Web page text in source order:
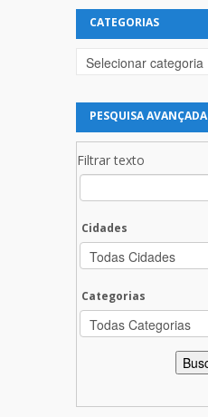
CATEGORIAS
Categorias
PESQUISA AVANÇADA
Filtrar texto
Cidades
Categorias